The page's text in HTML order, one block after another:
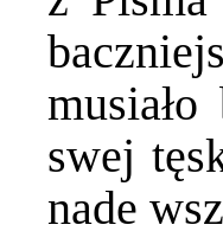
swej
nade